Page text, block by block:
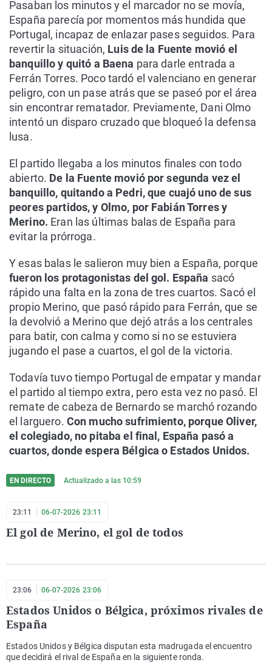
Pasaban los minutos y el marcador no se movía,
España parecía por momentos más hundida que
Portugal, incapaz de enlazar pases seguidos. Para
revertir la situación, Luis de la Fuente movió el
banquillo y quitó a Baena para darle entrada a
Ferrán Torres. Poco tardó el valenciano en generar
peligro, con un pase atrás que se paseó por el área
sin encontrar rematador. Previamente, Dani Olmo
intentó un disparo cruzado que bloqueó la defensa
lusa.
El partido llegaba a los minutos finales con todo
abierto. De la Fuente movió por segunda vez el
banquillo, quitando a Pedri, que cuajó uno de sus
peores partidos, y Olmo, por Fabián Torres y
Merino. Eran las últimas balas de España para
evitar la prórroga.
Y esas balas le salieron muy bien a España, porque
fueron los protagonistas del gol. España sacó
rápido una falta en la zona de tres cuartos. Sacó el
propio Merino, que pasó rápido para Ferrán, que se
la devolvió a Merino que dejó atrás a los centrales
para batir, con calma y como si no se estuviera
jugando el pase a cuartos, el gol de la victoria.
Todavía tuvo tiempo Portugal de empatar y mandar
el partido al tiempo extra, pero esta vez no pasó. El
remate de cabeza de Bernardo se marchó rozando
el larguero. Con mucho sufrimiento, porque Oliver,
el colegiado, no pitaba el final, España pasó a
cuartos, donde espera Bélgica o Estados Unidos.
EN DIRECTO Actualizado a las 10:59
23:11 06-07-2026 23:11
El gol de Merino, el gol de todos
23:06 06-07-2026 23:06
Estados Unidos o Bélgica, próximos rivales de
España
Estados Unidos y Bélgica disputan esta madrugada el encuentro
que decidirá el rival de España en la siguiente ronda.